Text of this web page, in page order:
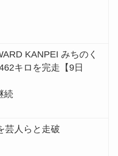
KANPEI みちのく
キロを完走【9日
続
芸人らと走破